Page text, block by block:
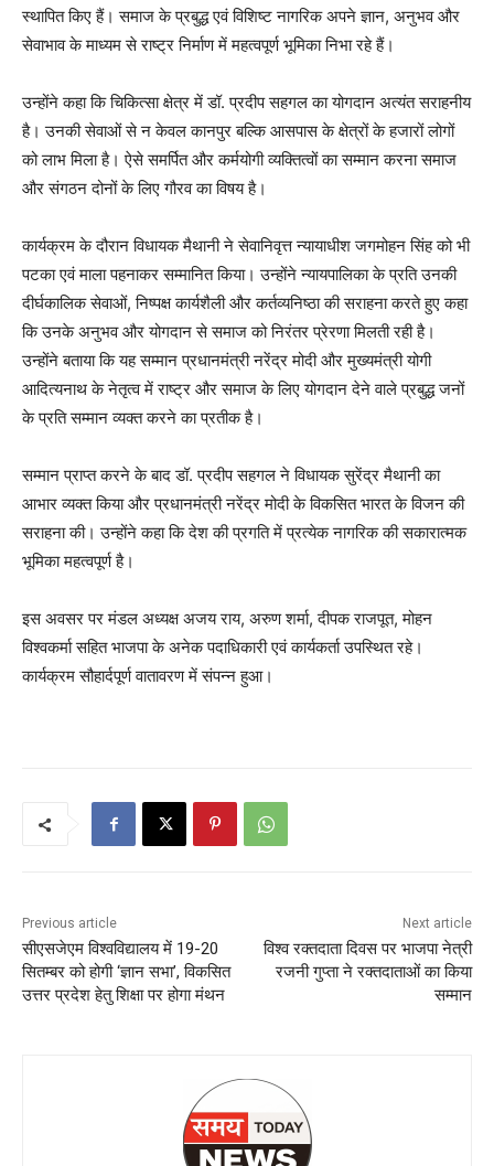
स्थापित किए हैं। समाज के प्रबुद्ध एवं विशिष्ट नागरिक अपने ज्ञान, अनुभव और
सेवाभाव के माध्यम से राष्ट्र निर्माण में महत्वपूर्ण भूमिका निभा रहे हैं।
उन्होंने कहा कि चिकित्सा क्षेत्र में डॉ. प्रदीप सहगल का योगदान अत्यंत सराहनीय
है। उनकी सेवाओं से न केवल कानपुर बल्कि आसपास के क्षेत्रों के हजारों लोगों
को लाभ मिला है। ऐसे समर्पित और कर्मयोगी व्यक्तित्वों का सम्मान करना समाज
और संगठन दोनों के लिए गौरव का विषय है।
कार्यक्रम के दौरान विधायक मैथानी ने सेवानिवृत्त न्यायाधीश जगमोहन सिंह को भी
पटका एवं माला पहनाकर सम्मानित किया। उन्होंने न्यायपालिका के प्रति उनकी
दीर्घकालिक सेवाओं, निष्पक्ष कार्यशैली और कर्तव्यनिष्ठा की सराहना करते हुए कहा
कि उनके अनुभव और योगदान से समाज को निरंतर प्रेरणा मिलती रही है।
उन्होंने बताया कि यह सम्मान प्रधानमंत्री नरेंद्र मोदी और मुख्यमंत्री योगी
आदित्यनाथ के नेतृत्व में राष्ट्र और समाज के लिए योगदान देने वाले प्रबुद्ध जनों
के प्रति सम्मान व्यक्त करने का प्रतीक है।
सम्मान प्राप्त करने के बाद डॉ. प्रदीप सहगल ने विधायक सुरेंद्र मैथानी का
आभार व्यक्त किया और प्रधानमंत्री नरेंद्र मोदी के विकसित भारत के विजन की
सराहना की। उन्होंने कहा कि देश की प्रगति में प्रत्येक नागरिक की सकारात्मक
भूमिका महत्वपूर्ण है।
इस अवसर पर मंडल अध्यक्ष अजय राय, अरुण शर्मा, दीपक राजपूत, मोहन
विश्वकर्मा सहित भाजपा के अनेक पदाधिकारी एवं कार्यकर्ता उपस्थित रहे।
कार्यक्रम सौहार्दपूर्ण वातावरण में संपन्न हुआ।
Previous article
सीएसजेएम विश्वविद्यालय में 19-20
सितम्बर को होगी ‘ज्ञान सभा’, विकसित
उत्तर प्रदेश हेतु शिक्षा पर होगा मंथन
Next article
विश्व रक्तदाता दिवस पर भाजपा नेत्री
रजनी गुप्ता ने रक्तदाताओं का किया
सम्मान